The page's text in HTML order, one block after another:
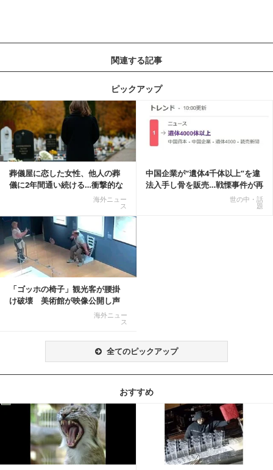
関連する記事
ピックアップ
葬儀屋に恋した女性、他人の葬
儀に2年間通い続ける…衝撃的な
海外ニュー
ス
中国企業が“遺体4千体以上”を違
法入手し骨を販売…戦慄事件が再
世の中・話
題
記事を読む
「ゴッホの椅子」観光客が腰掛
け破壊 美術館が映像公開し声
海外ニュー
ス
全てのピックアップ
おすすめ
記事を読む